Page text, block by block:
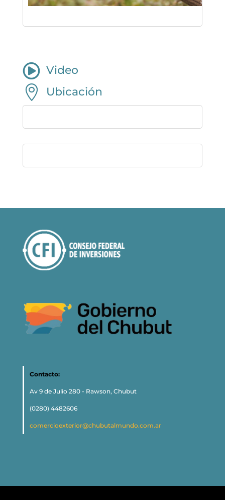
 Video
 Ubicación
Contacto:
Av 9 de Julio 280 - Rawson, Chubut
(0280) 4482606
comercioexterior@chubutalmundo.com.ar